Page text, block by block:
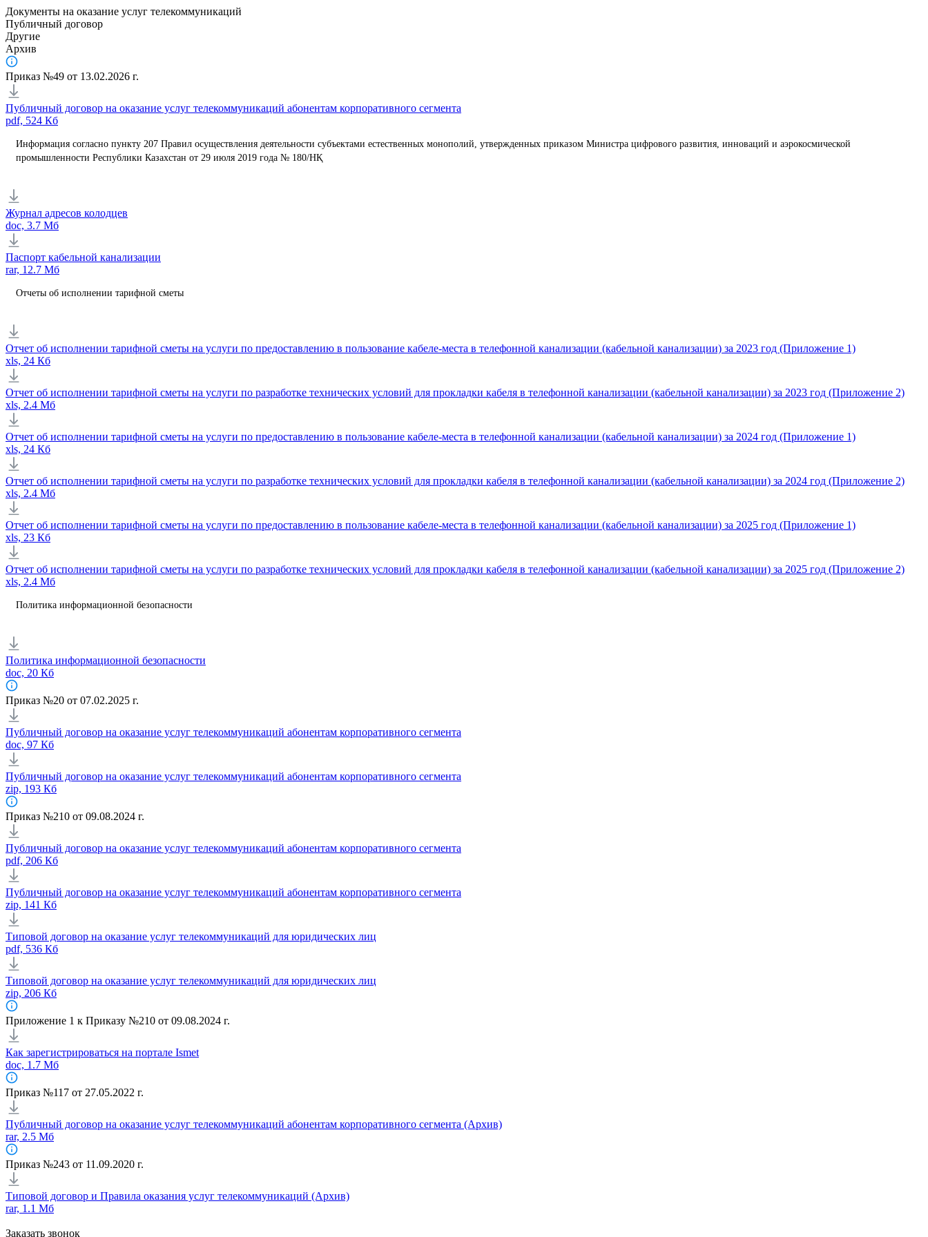
Документы на оказание услуг телекоммуникаций
Публичный договор
Другие
Архив
Приказ №49 от 13.02.2026 г.
Публичный договор на оказание услуг телекоммуникаций абонентам корпоративного сегмента
pdf, 524 Кб
Информация согласно пункту 207 Правил осуществления деятельности субъектами естественных монополий, утвержденных приказом Министра цифрового развития, инноваций и аэрокосмической
промышленности Республики Казахстан от 29 июля 2019 года № 180/НҚ
Журнал адресов колодцев
doc, 3.7 Мб
Паспорт кабельной канализации
rar, 12.7 Мб
Отчеты об исполнении тарифной сметы
Отчет об исполнении тарифной сметы на услуги по предоставлению в пользование кабеле-места в телефонной канализации (кабельной канализации) за 2023 год (Приложение 1)
xls, 24 Кб
Отчет об исполнении тарифной сметы на услуги по разработке технических условий для прокладки кабеля в телефонной канализации (кабельной канализации) за 2023 год (Приложение 2)
xls, 2.4 Мб
Отчет об исполнении тарифной сметы на услуги по предоставлению в пользование кабеле-места в телефонной канализации (кабельной канализации) за 2024 год (Приложение 1)
xls, 24 Кб
Отчет об исполнении тарифной сметы на услуги по разработке технических условий для прокладки кабеля в телефонной канализации (кабельной канализации) за 2024 год (Приложение 2)
xls, 2.4 Мб
Отчет об исполнении тарифной сметы на услуги по предоставлению в пользование кабеле-места в телефонной канализации (кабельной канализации) за 2025 год (Приложение 1)
xls, 23 Кб
Отчет об исполнении тарифной сметы на услуги по разработке технических условий для прокладки кабеля в телефонной канализации (кабельной канализации) за 2025 год (Приложение 2)
xls, 2.4 Мб
Политика информационной безопасности
Политика информационной безопасности
doc, 20 Кб
Приказ №20 от 07.02.2025 г.
Публичный договор на оказание услуг телекоммуникаций абонентам корпоративного сегмента
doc, 97 Кб
Публичный договор на оказание услуг телекоммуникаций абонентам корпоративного сегмента
zip, 193 Кб
Приказ №210 от 09.08.2024 г.
Публичный договор на оказание услуг телекоммуникаций абонентам корпоративного сегмента
pdf, 206 Кб
Публичный договор на оказание услуг телекоммуникаций абонентам корпоративного сегмента
zip, 141 Кб
Типовой договор на оказание услуг телекоммуникаций для юридических лиц
pdf, 536 Кб
Типовой договор на оказание услуг телекоммуникаций для юридических лиц
zip, 206 Кб
Приложение 1 к Приказу №210 от 09.08.2024 г.
Как зарегистрироваться на портале Ismet
doc, 1.7 Мб
Приказ №117 от 27.05.2022 г.
Публичный договор на оказание услуг телекоммуникаций абонентам корпоративного сегмента (Архив)
rar, 2.5 Мб
Приказ №243 от 11.09.2020 г.
Типовой договор и Правила оказания услуг телекоммуникаций (Архив)
rar, 1.1 Мб
Заказать звонок